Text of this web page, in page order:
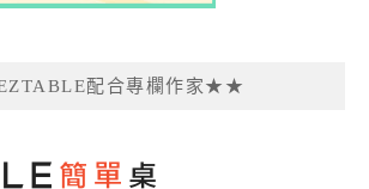
配合專欄作家★★